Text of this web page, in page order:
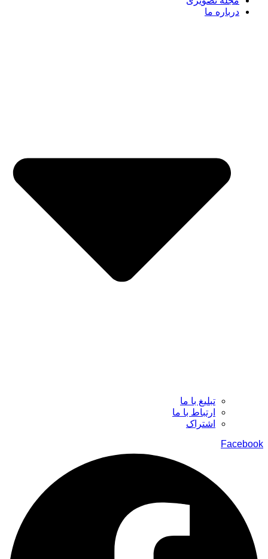
درباره ما
تبلیغ با ما
ارتباط با ما
اشتراک
Facebook